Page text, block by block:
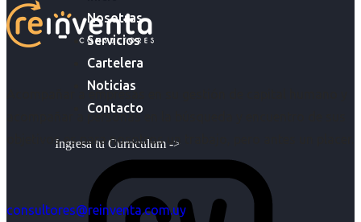
Nosotras
Servicios
Cartelera
Noticias
Contacto
Ingresa tu Curriculum ->
Acompañar a empresas en su gestión de capital humano y
acompañar a personas en la búsqueda y encuentro de sus
objetivos es para nosotros un trabajo, pero antes un placer.
consultores@reinventa.com.uy